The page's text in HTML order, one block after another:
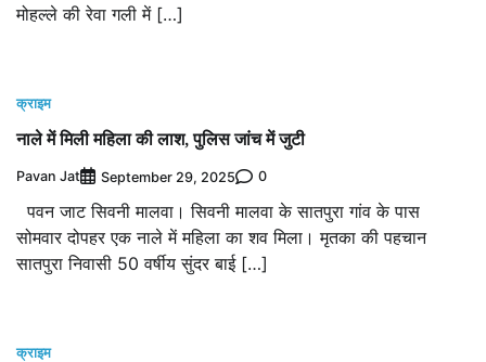
मोहल्ले की रेवा गली में […]
क्राइम
नाले में मिली महिला की लाश, पुलिस जांच में जुटी
Pavan Jat September 29, 2025 0
पवन जाट सिवनी मालवा। सिवनी मालवा के सातपुरा गांव के पास
सोमवार दोपहर एक नाले में महिला का शव मिला। मृतका की पहचान
सातपुरा निवासी 50 वर्षीय सुंदर बाई […]
क्राइम